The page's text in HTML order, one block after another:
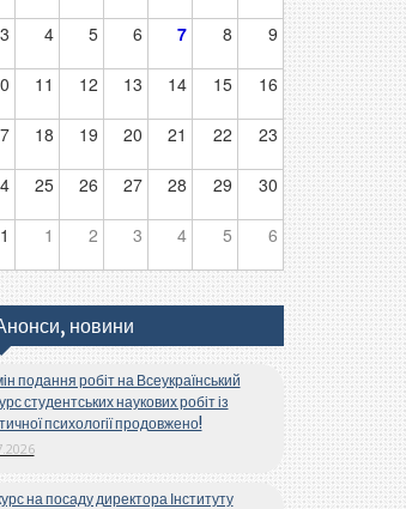
3 4 5 6 7 8 9
11 12 13 14 15 16
18 19 20 21 22 23
25 26 27 28 29 30
1 2 3 4 5 6
новини
подання робіт на Всеукраїнський
студентських наукових робіт із
психології продовжено!
на посаду директора Інституту